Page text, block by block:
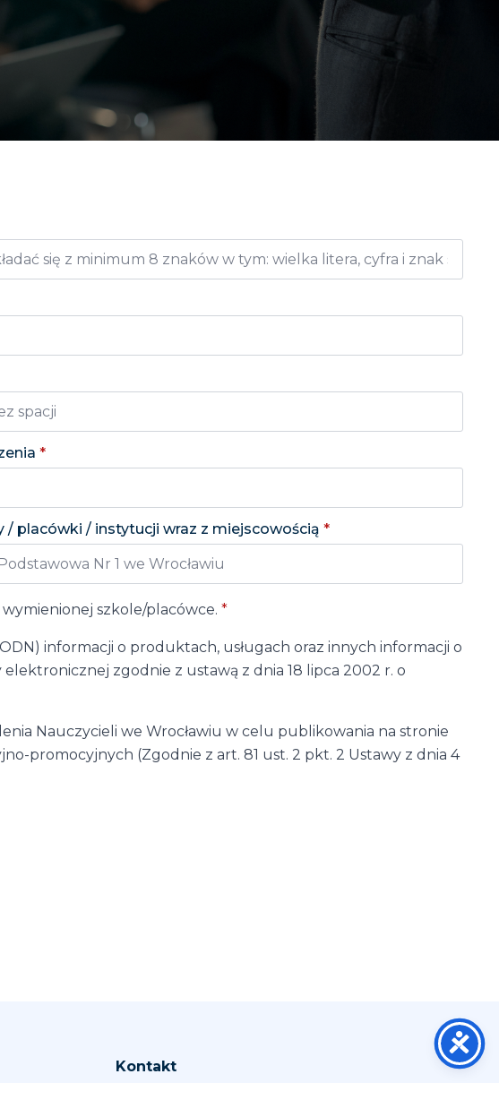
*
/ placówki / instytucji wraz z miejscowością *
szkole/placówce. *
informacji o produktach, usługach oraz innych informacji o
zgodnie z ustawą z dnia 18 lipca 2002 r. o
Nauczycieli we Wrocławiu w celu publikowania na stronie
promocyjnych (Zgodnie z art. 81 ust. 2 pkt. 2 Ustawy z dnia 4
Kontakt